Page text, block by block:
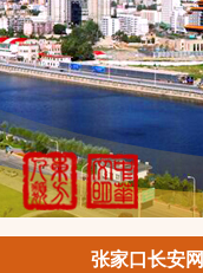
张家口长安网